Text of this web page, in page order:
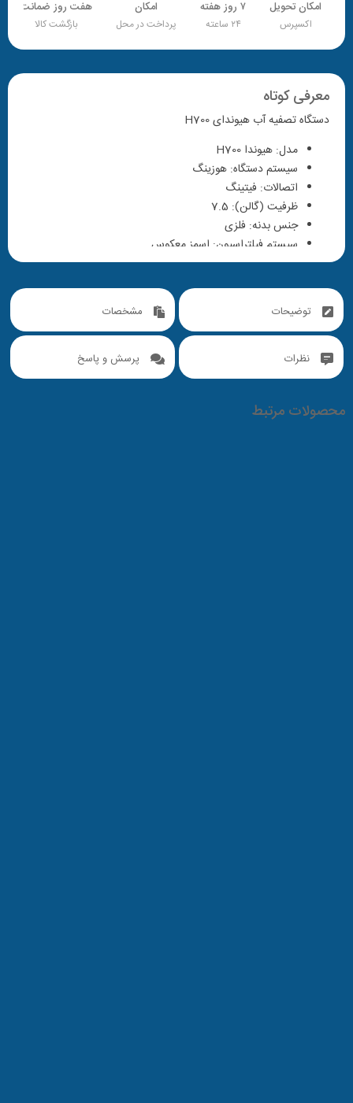
امکان تحویل
اکسپرس
۷ روز هفته
۲۴ ساعته
امکان
پرداخت در محل
هفت روز ضمانت
بازگشت کالا
معرفی کوتاه
دستگاه تصفیه آب هیوندای H700
مدل: هیوندا H700
سیستم دستگاه: هوزینگ
اتصالات: فیتینگ
ظرفیت (گالن): 7.5
جنس بدنه: فلزی
سیستم فیلتراسیون: اسمز معکوس
دقت فیلتراسیون (میکرون): 0.0001
برق مصرفی (ولت): 24
حداقل و حداکثر دما (درجه): 45-5
آداپتور: دارد
توضیحات مشخصات
نظرات پرسش و پاسخ
محصولات مرتبط